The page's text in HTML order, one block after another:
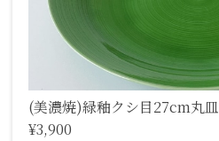
(美濃焼)緑釉クシ目27cm丸皿
¥3,900